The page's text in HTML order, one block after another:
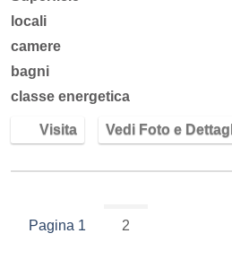
locali
camere
bagni
classe energetica
Visita Vedi Foto e
Pagina 1 2